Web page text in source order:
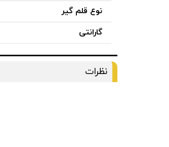
نوع قلم گیر
گارانتی
نظرات